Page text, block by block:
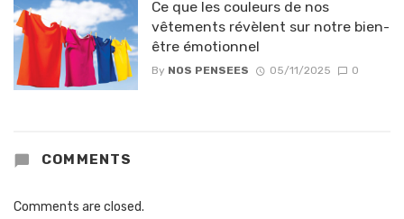
Ce que les couleurs de nos
vêtements révèlent sur notre bien-
être émotionnel
By NOS PENSEES 05/11/2025 0
COMMENTS
Comments are closed.